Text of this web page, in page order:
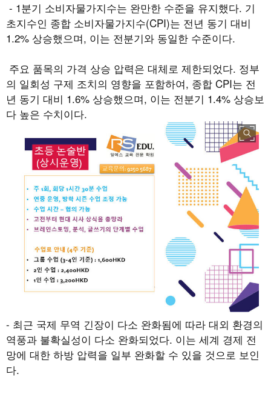
- 1분기 소비자물가지수는 완만한 수준을 유지했다. 기
초지수인 종합 소비자물가지수(CPI)는 전년 동기 대비
1.2% 상승했으며, 이는 전분기와 동일한 수준이다.
주요 품목의 가격 상승 압력은 대체로 제한되었다. 정부
의 일회성 구제 조치의 영향을 포함하여, 종합 CPI는 전
년 동기 대비 1.6% 상승했으며, 이는 전분기 1.4% 상승보
다 높은 수치이다.
- 최근 국제 무역 긴장이 다소 완화됨에 따라 대외 환경의
역풍과 불확실성이 다소 완화되었다. 이는 세계 경제 전
망에 대한 하방 압력을 일부 완화할 수 있을 것으로 보인
다.